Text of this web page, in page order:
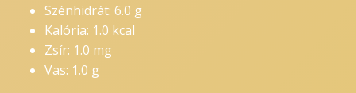
Szénhidrát: 6.0 g
Kalória: 1.0 kcal
Zsír: 1.0 mg
Vas: 1.0 g